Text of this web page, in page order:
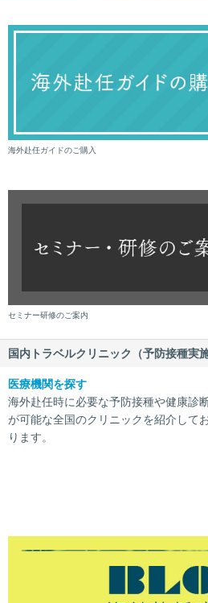
海外赴任ガイドのご購入
セミナー研修のご案内
国内トラベルクリニック（予防接種実
医療機関を探す
海外赴任時に必要な予防接種や健康診
が可能な全国のクリニックを紹介して
ります。